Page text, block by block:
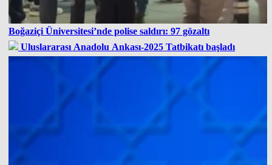
Boğaziçi Üniversitesi’nde polise saldırı: 97 gözaltı
Uluslararası Anadolu Ankası-2025 Tatbikatı başladı